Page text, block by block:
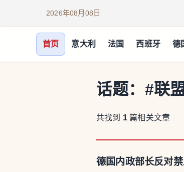
2026年08月08日
首页 意大利 法国 西班牙 德
话题： #联
共找到 1 篇相关文章
德国内政部长反对